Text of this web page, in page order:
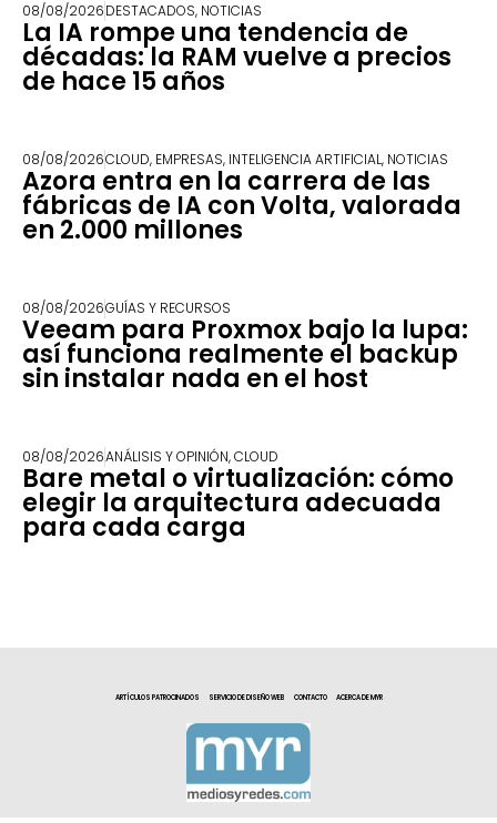
08/08/2026DESTACADOS, NOTICIAS
La IA rompe una tendencia de
décadas: la RAM vuelve a precios
de hace 15 años
08/08/2026CLOUD, EMPRESAS, INTELIGENCIA ARTIFICIAL, NOTICIAS
Azora entra en la carrera de las
fábricas de IA con Volta, valorada
en 2.000 millones
08/08/2026GUÍAS Y RECURSOS
Veeam para Proxmox bajo la lupa:
así funciona realmente el backup
sin instalar nada en el host
08/08/2026ANÁLISIS Y OPINIÓN,CLOUD
Bare metal o virtualización: cómo
elegir la arquitectura adecuada
para cada carga
ARTÍCULOS PATROCINADOS SERVICIO DE DISEÑO WEB CONTACTO ACERCA DE MYR